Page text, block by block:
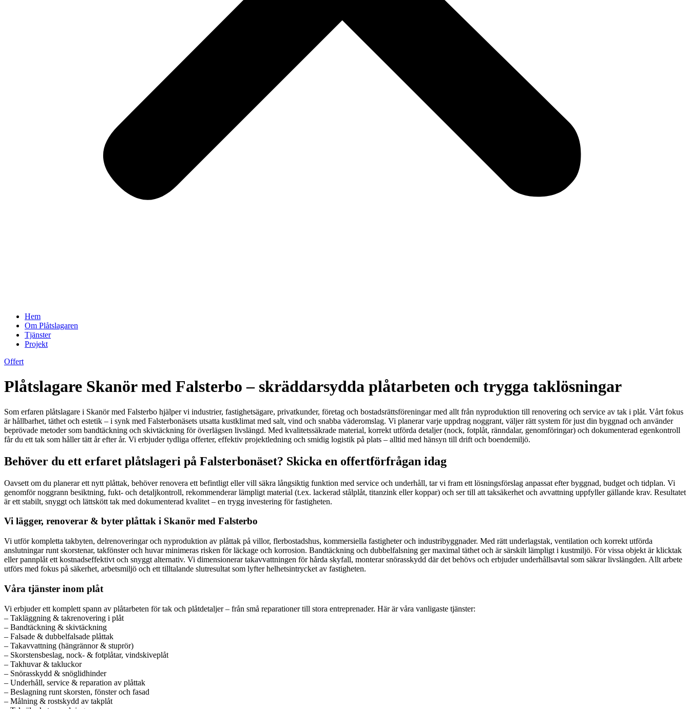
Hem
Om Plåtslagaren
Tjänster
Projekt
Offert
Plåtslagare Skanör med Falsterbo – skräddarsydda plåtarbeten och trygga taklösningar
Som erfaren plåtslagare i Skanör med Falsterbo hjälper vi industrier, fastighetsägare, privatkunder, företag och bostadsrättsföreningar med allt från nyproduktion till renovering och service av tak i plåt. Vårt fokus
är hållbarhet, täthet och estetik – i synk med Falsterbonäsets utsatta kustklimat med salt, vind och snabba väderomslag. Vi planerar varje uppdrag noggrant, väljer rätt system för just din byggnad och använder
beprövade metoder som bandtäckning och skivtäckning för överlägsen livslängd. Med kvalitetssäkrade material, korrekt utförda detaljer (nock, fotplåt, ränndalar, genomföringar) och dokumenterad egenkontroll
får du ett tak som håller tätt år efter år. Vi erbjuder tydliga offerter, effektiv projektledning och smidig logistik på plats – alltid med hänsyn till drift och boendemiljö.
Behöver du ett erfaret plåtslageri på Falsterbonäset? Skicka en offertförfrågan idag
Oavsett om du planerar ett nytt plåttak, behöver renovera ett befintligt eller vill säkra långsiktig funktion med service och underhåll, tar vi fram ett lösningsförslag anpassat efter byggnad, budget och tidplan. Vi
genomför noggrann besiktning, fukt- och detaljkontroll, rekommenderar lämpligt material (t.ex. lackerad stålplåt, titanzink eller koppar) och ser till att taksäkerhet och avvattning uppfyller gällande krav. Resultatet
är ett stabilt, snyggt och lättskött tak med dokumenterad kvalitet – en trygg investering för fastigheten.
Vi lägger, renoverar & byter plåttak i Skanör med Falsterbo
Vi utför kompletta takbyten, delrenoveringar och nyproduktion av plåttak på villor, flerbostadshus, kommersiella fastigheter och industribyggnader. Med rätt underlagstak, ventilation och korrekt utförda
anslutningar runt skorstenar, takfönster och huvar minimeras risken för läckage och korrosion. Bandtäckning och dubbelfalsning ger maximal täthet och är särskilt lämpligt i kustmiljö. För vissa objekt är klicktak
eller pannplåt ett kostnadseffektivt och snyggt alternativ. Vi dimensionerar takavvattningen för hårda skyfall, monterar snörasskydd där det behövs och erbjuder underhållsavtal som säkrar livslängden. Allt arbete
utförs med fokus på säkerhet, arbetsmiljö och ett tilltalande slutresultat som lyfter helhetsintrycket av fastigheten.
Våra tjänster inom plåt
Vi erbjuder ett komplett spann av plåtarbeten för tak och plåtdetaljer – från små reparationer till stora entreprenader. Här är våra vanligaste tjänster:
– Takläggning & takrenovering i plåt
– Bandtäckning & skivtäckning
– Falsade & dubbelfalsade plåttak
– Takavvattning (hängrännor & stuprör)
– Skorstensbeslag, nock- & fotplåtar, vindskiveplåt
– Takhuvar & takluckor
– Snörasskydd & snöglidhinder
– Underhåll, service & reparation av plåttak
– Beslagning runt skorsten, fönster och fasad
– Målning & rostskydd av takplåt